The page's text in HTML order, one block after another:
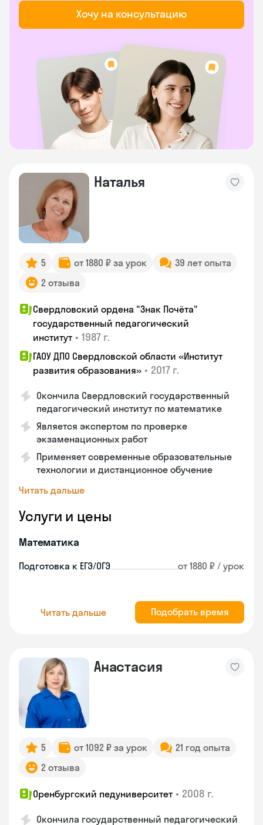
Хочу на консультацию
Наталья
5 от 1880 ₽ за урок
39 лет опыта
2 отзыва
Свердловский ордена "Знак Почёта"
государственный педагогический
институт • 1987 г.
ГАОУ ДПО Свердловской области «Институт
развития образования» • 2017 г.
Окончила Свердловский государственный
педагогический институт по математике
Является экспертом по проверке
экзаменационных работ
Применяет современные образовательные
технологии и дистанционное обучение
Читать дальше
Услуги и цены
Математика
Подготовка к ЕГЭ/ОГЭ от 1880 ₽ / урок
Читать дальше Подобрать время
Анастасия
5 от 1092 ₽ за урок
21 год опыта
2 отзыва
Оренбургский педуниверситет • 2008 г.
Окончила государственный педагогический